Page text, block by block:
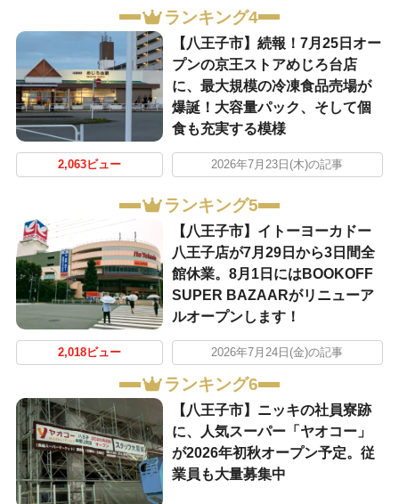
ランキング4
【八王子市】続報！7月25日オー
プンの京王ストアめじろ台店
に、最大規模の冷凍食品売場が
爆誕！大容量パック、そして個
食も充実する模様
2,063ビュー 2026年7月23日(木)の記事
ランキング5
【八王子市】イトーヨーカドー
八王子店が7月29日から3日間全
館休業。8月1日にはBOOKOFF
SUPER BAZAARがリニューア
ルオープンします！
2,018ビュー 2026年7月24日(金)の記事
ランキング6
【八王子市】ニッキの社員寮跡
に、人気スーパー「ヤオコー」
が2026年初秋オープン予定。従
業員も大量募集中